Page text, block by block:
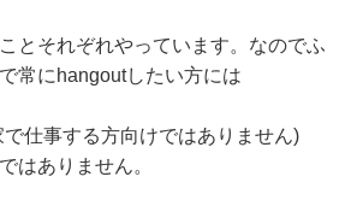
とそれぞれやっています。なのでふ
常にhangoutしたい方には
で仕事する方向けではありません)
はありません。